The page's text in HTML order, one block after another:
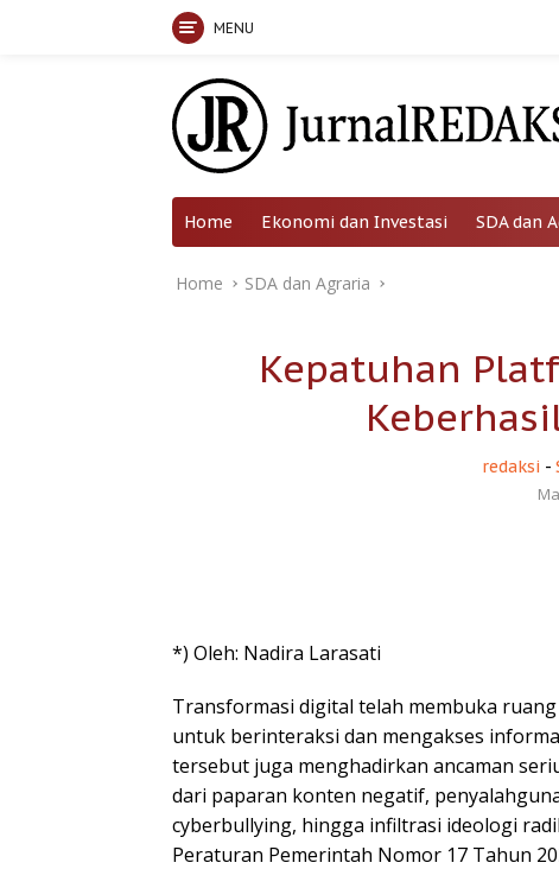
MENU
Home Ekonomi dan Investasi SDA dan
Home SDA dan Agraria
Kepatuhan
redaksi -
*) Oleh: Nadira Larasati
Transformasi digital telah membuka
untuk berinteraksi dan mengakses
tersebut juga menghadirkan ancaman
dari paparan konten negatif,
cyberbullying, hingga infiltrasi ideologi
Peraturan Pemerintah Nomor 17 Tahun